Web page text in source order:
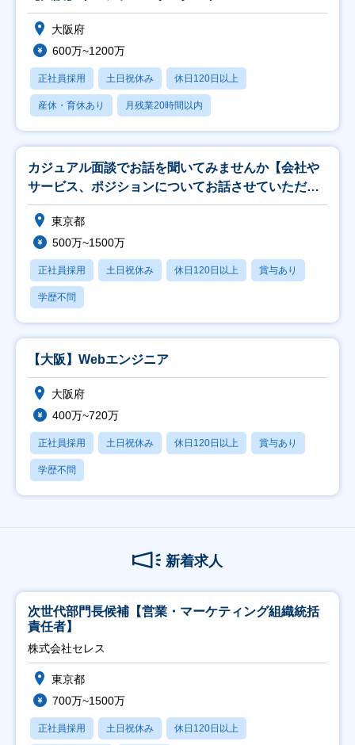
大阪府
600万~1200万
正社員採用 土日祝休み 休日120日以上
産休・育休あり 月残業20時間以内
カジュアル面談でお話を聞いてみませんか【会社や
サービス、ポジションについてお話させていただき
ます】
東京都
500万~1500万
正社員採用 土日祝休み 休日120日以上 賞与あり
学歴不問
【大阪】Webエンジニア
大阪府
400万~720万
正社員採用 土日祝休み 休日120日以上 賞与あり
学歴不問
新着求人
次世代部門長候補【営業・マーケティング組織統括
責任者】
株式会社セレス
東京都
700万~1500万
正社員採用 土日祝休み 休日120日以上